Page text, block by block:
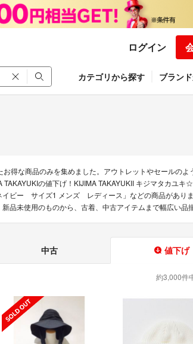
ログイン
カテゴリから探す ブラン
得な商品のみを集めました。アウトレットやセールのよ
の値下げ！KIJIMA TAKAYUKII キジマタカユキ
ビー サイズ1 メンズ レディース」などの商品があり
品未使用のものから、古着、中古アイテムまで幅広い品揃
中古 値下げ
約3,000件